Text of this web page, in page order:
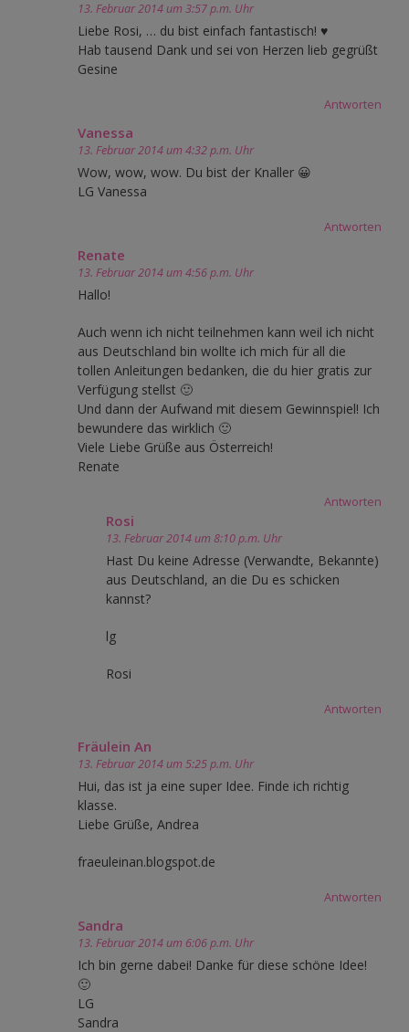
13. Februar 2014 um 3:57 p.m. Uhr
Liebe Rosi, … du bist einfach fantastisch! ♥
Hab tausend Dank und sei von Herzen lieb gegrüßt
Gesine
Antworten
Vanessa
13. Februar 2014 um 4:32 p.m. Uhr
Wow, wow, wow. Du bist der Knaller 😀
LG Vanessa
Antworten
Renate
13. Februar 2014 um 4:56 p.m. Uhr
Hallo!
Auch wenn ich nicht teilnehmen kann weil ich nicht
aus Deutschland bin wollte ich mich für all die
tollen Anleitungen bedanken, die du hier gratis zur
Verfügung stellst 🙂
Und dann der Aufwand mit diesem Gewinnspiel! Ich
bewundere das wirklich 🙂
Viele Liebe Grüße aus Österreich!
Renate
Antworten
Rosi
13. Februar 2014 um 8:10 p.m. Uhr
Hast Du keine Adresse (Verwandte, Bekannte)
aus Deutschland, an die Du es schicken
kannst?
lg
Rosi
Antworten
Fräulein An
13. Februar 2014 um 5:25 p.m. Uhr
Hui, das ist ja eine super Idee. Finde ich richtig
klasse.
Liebe Grüße, Andrea
fraeuleinan.blogspot.de
Antworten
Sandra
13. Februar 2014 um 6:06 p.m. Uhr
Ich bin gerne dabei! Danke für diese schöne Idee!
🙂
LG
Sandra